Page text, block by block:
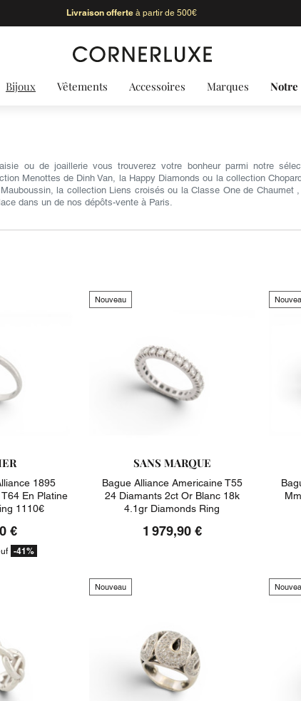
Livraison offerteà partir de 500€
Bijoux Vêtements Accessoires Marques Notre
ou de joaillerie vous trouverez votre bonheur parmi notre
Menottes de Dinh Van, la Happy Diamonds ou la collection
la collection Liens croisés ou la Classe One de
dans un de nos dépôts-vente à Paris.
1895
En Platine
1110€
€
-41%
Nouveau
SANS MARQUE
Bague Alliance Americaine T55
24 Diamants 2ct Or Blanc 18k
4.1gr Diamonds Ring
1 979,90 €
Nouveau